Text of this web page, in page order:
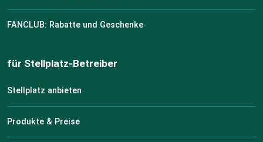
FANCLUB: Rabatte und Geschenke
für Stellplatz-Betreiber
Stellplatz anbieten
Produkte & Preise